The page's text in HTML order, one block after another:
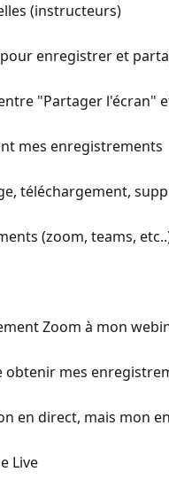
(instructeurs)
enregistrer et
"Partager l'écran"
mes enregistrements
téléchargement,
(zoom, teams,
Zoom à mon
obtenir mes
en direct, mais mon
Live